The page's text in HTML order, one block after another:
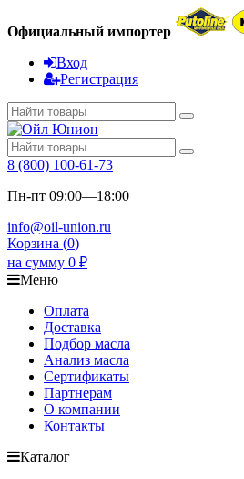
Официальный импортер
Вход
Регистрация
8 (800) 100-61-73
Пн-пт 09:00—18:00
info@oil-union.ru
Корзина (0)
на сумму 0 ₽
Меню
Оплата
Доставка
Подбор масла
Анализ масла
Сертификаты
Партнерам
О компании
Контакты
Каталог